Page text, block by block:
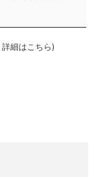
詳細はこちら )